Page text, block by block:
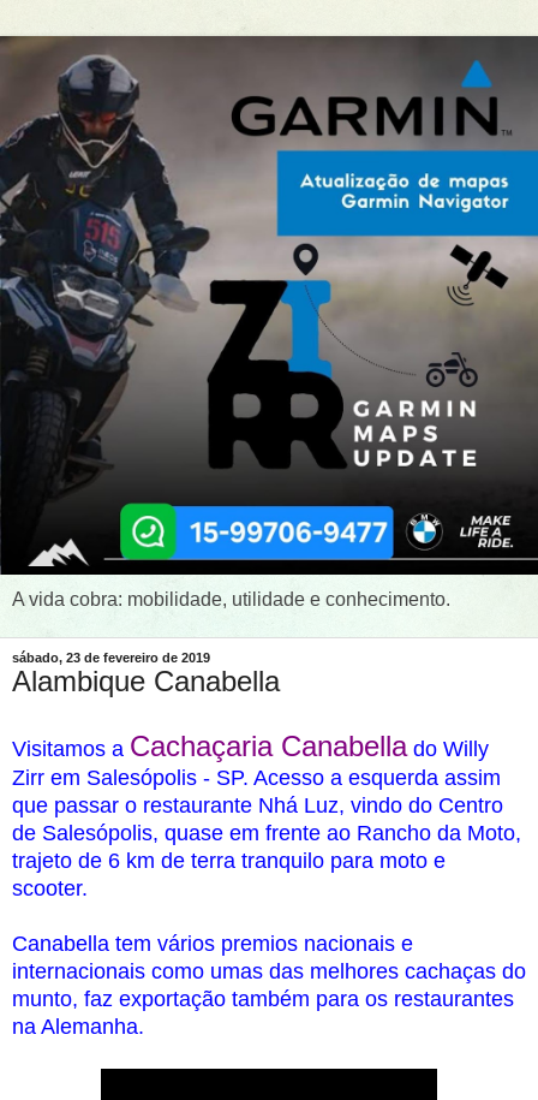
A vida cobra: mobilidade, utilidade e conhecimento.
sábado, 23 de fevereiro de 2019
Alambique Canabella
Visitamos a Cachaçaria Canabellado Willy
Zirr em Salesópolis - SP. Acesso a esquerda assim
que passar o restaurante Nhá Luz, vindo do Centro
de Salesópolis, quase em frente ao Rancho da Moto,
trajeto de 6 km de terra tranquilo para moto e
scooter.
Canabella tem vários premios nacionais e
internacionais como umas das melhores cachaças do
munto, faz exportação também para os restaurantes
na Alemanha.